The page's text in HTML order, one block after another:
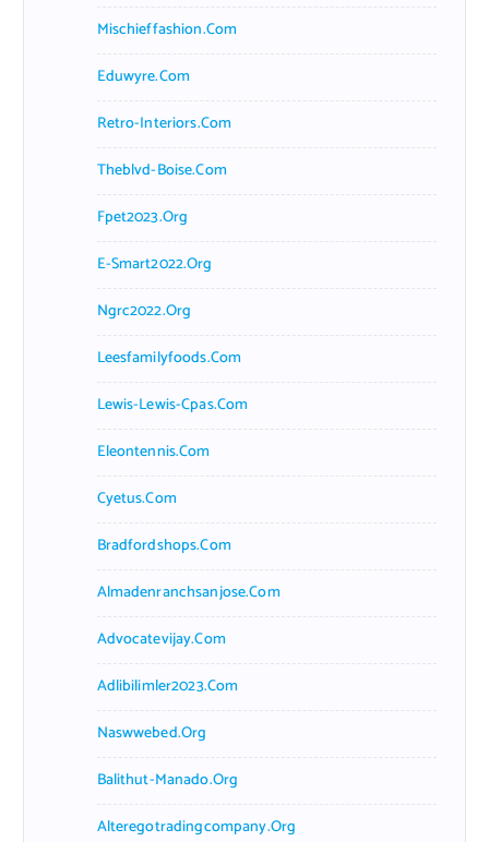
Mischieffashion.com
Eduwyre.com
Retro-Interiors.com
Theblvd-Boise.com
Fpet2023.org
E-Smart2022.org
Ngrc2022.org
Leesfamilyfoods.com
Lewis-Lewis-Cpas.com
Eleontennis.com
Cyetus.com
Bradfordshops.com
Almadenranchsanjose.com
Advocatevijay.com
Adlibilimler2023.com
Naswwebed.org
Balithut-Manado.org
Alteregotradingcompany.org